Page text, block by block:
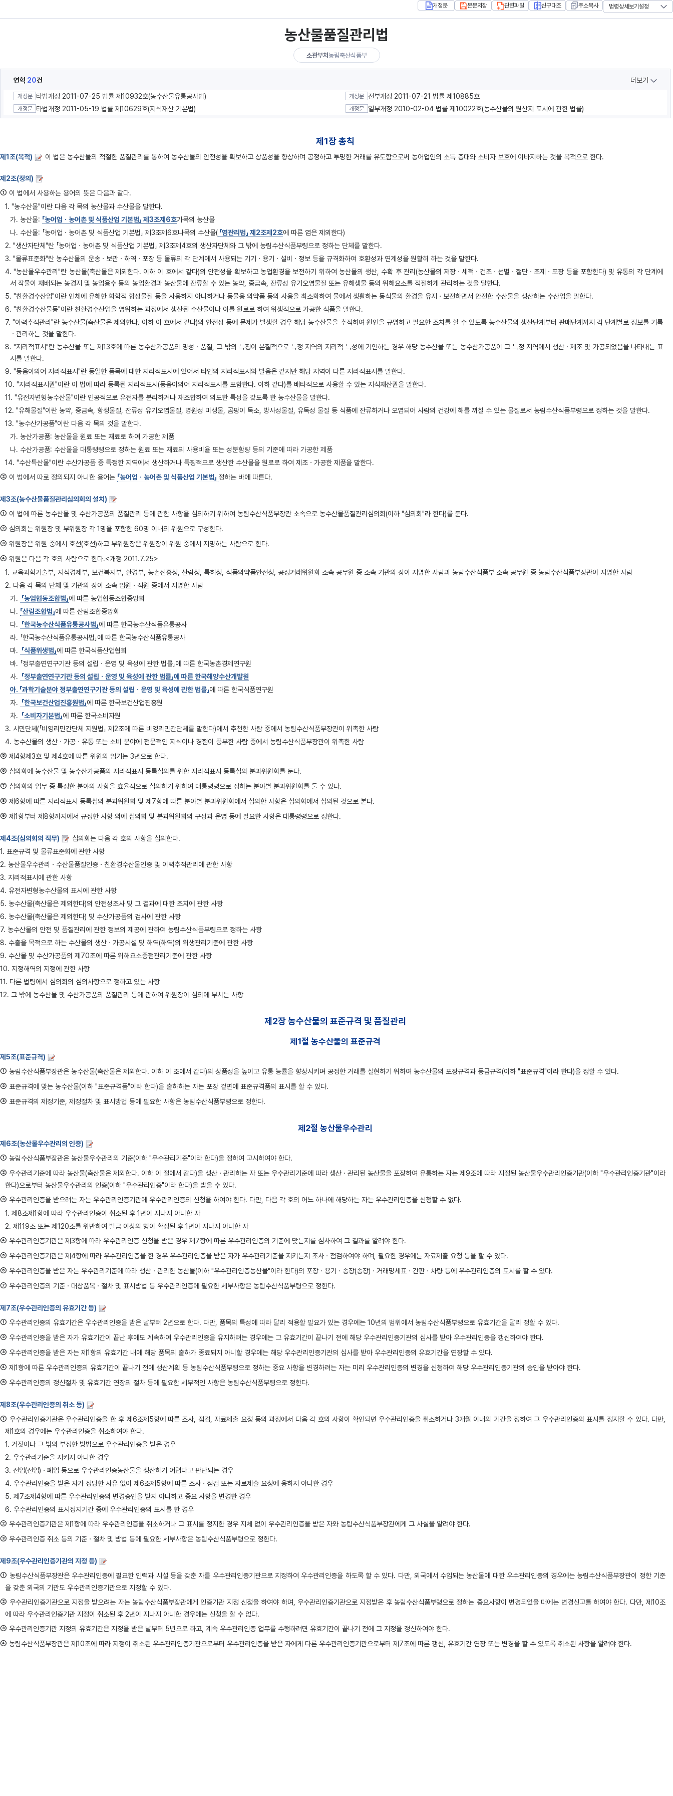
개정문 본문저장 관련파일 신구대조 주소복사 법령상세보기설정
농산물품질관리법
소관부처농림축산식품부
연혁 20건 더보기
개정문 타법개정 2011-07-25 법률 제10932호(농수산물유통공사법) 개정문 전부개정 2011-07-21 법률 제10885호
개정문 타법개정 2011-05-19 법률 제10629호(지식재산 기본법) 개정문 일부개정 2010-02-04 법률 제10022호(농수산물의 원산지 표시에 관한 법률)
제1장 총칙
제1조(목적) 이 법은 농수산물의 적절한 품질관리를 통하여 농수산물의 안전성을 확보하고 상품성을 향상하며 공정하고 투명한 거래를 유도함으로써 농어업인의 소득 증대와 소비자 보호에 이바지하는 것을 목적으로 한다.
제2조(정의)
① 이 법에서 사용하는 용어의 뜻은 다음과 같다.
1. "농수산물"이란 다음 각 목의 농산물과 수산물을 말한다.
가. 농산물: 「농어업ㆍ농어촌 및 식품산업 기본법」 제3조제6호가목의 농산물
나. 수산물: 「농어업ㆍ농어촌 및 식품산업 기본법」 제3조제6호나목의 수산물( 「염관리법」 제2조제2호에 따른 염은 제외한다)
2. "생산자단체"란 「농어업ㆍ농어촌 및 식품산업 기본법」 제3조제4호의 생산자단체와 그 밖에 농림수산식품부령으로 정하는 단체를 말한다.
3. "물류표준화"란 농수산물의 운송ㆍ보관ㆍ하역ㆍ포장 등 물류의 각 단계에서 사용되는 기기ㆍ용기ㆍ설비ㆍ정보 등을 규격화하여 호환성과 연계성을 원활히 하는 것을 말한다.
4. "농산물우수관리"란 농산물(축산물은 제외한다. 이하 이 호에서 같다)의 안전성을 확보하고 농업환경을 보전하기 위하여 농산물의 생산, 수확 후 관리(농산물의 저장ㆍ세척ㆍ건조ㆍ선별ㆍ절단ㆍ조제ㆍ포장 등을 포함한다) 및 유통의 각 단계에
서 작물이 재배되는 농경지 및 농업용수 등의 농업환경과 농산물에 잔류할 수 있는 농약, 중금속, 잔류성 유기오염물질 또는 유해생물 등의 위해요소를 적절하게 관리하는 것을 말한다.
5. "친환경수산업"이란 인체에 유해한 화학적 합성물질 등을 사용하지 아니하거나 동물용 의약품 등의 사용을 최소화하여 물에서 생활하는 동식물의 환경을 유지ㆍ보전하면서 안전한 수산물을 생산하는 수산업을 말한다.
6. "친환경수산물등"이란 친환경수산업을 영위하는 과정에서 생산된 수산물이나 이를 원료로 하여 위생적으로 가공한 식품을 말한다.
7. "이력추적관리"란 농수산물(축산물은 제외한다. 이하 이 호에서 같다)의 안전성 등에 문제가 발생할 경우 해당 농수산물을 추적하여 원인을 규명하고 필요한 조치를 할 수 있도록 농수산물의 생산단계부터 판매단계까지 각 단계별로 정보를 기록
ㆍ관리하는 것을 말한다.
8. "지리적표시"란 농수산물 또는 제13호에 따른 농수산가공품의 명성ㆍ품질, 그 밖의 특징이 본질적으로 특정 지역의 지리적 특성에 기인하는 경우 해당 농수산물 또는 농수산가공품이 그 특정 지역에서 생산ㆍ제조 및 가공되었음을 나타내는 표
시를 말한다.
9. "동음이의어 지리적표시"란 동일한 품목에 대한 지리적표시에 있어서 타인의 지리적표시와 발음은 같지만 해당 지역이 다른 지리적표시를 말한다.
10. "지리적표시권"이란 이 법에 따라 등록된 지리적표시(동음이의어 지리적표시를 포함한다. 이하 같다)를 배타적으로 사용할 수 있는 지식재산권을 말한다.
11. "유전자변형농수산물"이란 인공적으로 유전자를 분리하거나 재조합하여 의도한 특성을 갖도록 한 농수산물을 말한다.
12. "유해물질"이란 농약, 중금속, 항생물질, 잔류성 유기오염물질, 병원성 미생물, 곰팡이 독소, 방사성물질, 유독성 물질 등 식품에 잔류하거나 오염되어 사람의 건강에 해를 끼칠 수 있는 물질로서 농림수산식품부령으로 정하는 것을 말한다.
13. "농수산가공품"이란 다음 각 목의 것을 말한다.
가. 농산가공품: 농산물을 원료 또는 재료로 하여 가공한 제품
나. 수산가공품: 수산물을 대통령령으로 정하는 원료 또는 재료의 사용비율 또는 성분함량 등의 기준에 따라 가공한 제품
14. "수산특산물"이란 수산가공품 중 특정한 지역에서 생산하거나 특징적으로 생산한 수산물을 원료로 하여 제조ㆍ가공한 제품을 말한다.
② 이 법에서 따로 정의되지 아니한 용어는 「농어업ㆍ농어촌 및 식품산업 기본법」 정하는 바에 따른다.
제3조(농수산물품질관리심의회의 설치)
① 이 법에 따른 농수산물 및 수산가공품의 품질관리 등에 관한 사항을 심의하기 위하여 농림수산식품부장관 소속으로 농수산물품질관리심의회(이하 "심의회"라 한다)를 둔다.
② 심의회는 위원장 및 부위원장 각 1명을 포함한 60명 이내의 위원으로 구성한다.
③ 위원장은 위원 중에서 호선(호선)하고 부위원장은 위원장이 위원 중에서 지명하는 사람으로 한다.
④ 위원은 다음 각 호의 사람으로 한다.<개정 2011.7.25>
1. 교육과학기술부, 지식경제부, 보건복지부, 환경부, 농촌진흥청, 산림청, 특허청, 식품의약품안전청, 공정거래위원회 소속 공무원 중 소속 기관의 장이 지명한 사람과 농림수산식품부 소속 공무원 중 농림수산식품부장관이 지명한 사람
2. 다음 각 목의 단체 및 기관의 장이 소속 임원ㆍ직원 중에서 지명한 사람
가. 「농업협동조합법」에 따른 농업협동조합중앙회
나. 「산림조합법」에 따른 산림조합중앙회
다. 「한국농수산식품유통공사법」에 따른 한국농수산식품유통공사
라. 「한국농수산식품유통공사법」에 따른 한국농수산식품유통공사
마. 「식품위생법」에 따른 한국식품산업협회
바. 「정부출연연구기관 등의 설립ㆍ운영 및 육성에 관한 법률」에 따른 한국농촌경제연구원
사. 「정부출연연구기관 등의 설립ㆍ운영 및 육성에 관한 법률」에 따른 한국해양수산개발원
아. 「과학기술분야 정부출연연구기관 등의 설립ㆍ운영 및 육성에 관한 법률」에 따른 한국식품연구원
자. 「한국보건산업진흥원법」에 따른 한국보건산업진흥원
차. 「소비자기본법」에 따른 한국소비자원
3. 시민단체(「비영리민간단체 지원법」 제2조에 따른 비영리민간단체를 말한다)에서 추천한 사람 중에서 농림수산식품부장관이 위촉한 사람
4. 농수산물의 생산ㆍ가공ㆍ유통 또는 소비 분야에 전문적인 지식이나 경험이 풍부한 사람 중에서 농림수산식품부장관이 위촉한 사람
⑤ 제4항제3호 및 제4호에 따른 위원의 임기는 3년으로 한다.
⑥ 심의회에 농수산물 및 농수산가공품의 지리적표시 등록심의를 위한 지리적표시 등록심의 분과위원회를 둔다.
⑦ 심의회의 업무 중 특정한 분야의 사항을 효율적으로 심의하기 위하여 대통령령으로 정하는 분야별 분과위원회를 둘 수 있다.
⑧ 제6항에 따른 지리적표시 등록심의 분과위원회 및 제7항에 따른 분야별 분과위원회에서 심의한 사항은 심의회에서 심의된 것으로 본다.
⑨ 제1항부터 제8항까지에서 규정한 사항 외에 심의회 및 분과위원회의 구성과 운영 등에 필요한 사항은 대통령령으로 정한다.
제4조(심의회의 직무)
심의회는 다음 각 호의 사항을 심의한다.
1. 표준규격 및 물류표준화에 관한 사항
2. 농산물우수관리ㆍ수산물품질인증ㆍ친환경수산물인증 및 이력추적관리에 관한 사항
3. 지리적표시에 관한 사항
4. 유전자변형농수산물의 표시에 관한 사항
5. 농수산물(축산물은 제외한다)의 안전성조사 및 그 결과에 대한 조치에 관한 사항
6. 농수산물(축산물은 제외한다) 및 수산가공품의 검사에 관한 사항
7. 농수산물의 안전 및 품질관리에 관한 정보의 제공에 관하여 농림수산식품부령으로 정하는 사항
8. 수출을 목적으로 하는 수산물의 생산ㆍ가공시설 및 해역(해역)의 위생관리기준에 관한 사항
9. 수산물 및 수산가공품의 제70조에 따른 위해요소중점관리기준에 관한 사항
10. 지정해역의 지정에 관한 사항
11. 다른 법령에서 심의회의 심의사항으로 정하고 있는 사항
12. 그 밖에 농수산물 및 수산가공품의 품질관리 등에 관하여 위원장이 심의에 부치는 사항
제2장 농수산물의 표준규격 및 품질관리
제1절 농수산물의 표준규격
제5조(표준규격)
① 농림수산식품부장관은 농수산물(축산물은 제외한다. 이하 이 조에서 같다)의 상품성을 높이고 유통 능률을 향상시키며 공정한 거래를 실현하기 위하여 농수산물의 포장규격과 등급규격(이하 "표준규격"이라 한다)을 정할 수 있다.
② 표준규격에 맞는 농수산물(이하 "표준규격품"이라 한다)을 출하하는 자는 포장 겉면에 표준규격품의 표시를 할 수 있다.
③ 표준규격의 제정기준, 제정절차 및 표시방법 등에 필요한 사항은 농림수산식품부령으로 정한다.
제2절 농산물우수관리
제6조(농산물우수관리의 인증)
① 농림수산식품부장관은 농산물우수관리의 기준(이하 "우수관리기준"이라 한다)을 정하여 고시하여야 한다.
② 우수관리기준에 따라 농산물(축산물은 제외한다. 이하 이 절에서 같다)을 생산ㆍ관리하는 자 또는 우수관리기준에 따라 생산ㆍ관리된 농산물을 포장하여 유통하는 자는 제9조에 따라 지정된 농산물우수관리인증기관(이하 "우수관리인증기관"이라
한다)으로부터 농산물우수관리의 인증(이하 "우수관리인증"이라 한다)을 받을 수 있다.
③ 우수관리인증을 받으려는 자는 우수관리인증기관에 우수관리인증의 신청을 하여야 한다. 다만, 다음 각 호의 어느 하나에 해당하는 자는 우수관리인증을 신청할 수 없다.
1. 제8조제1항에 따라 우수관리인증이 취소된 후 1년이 지나지 아니한 자
2. 제119조 또는 제120조를 위반하여 벌금 이상의 형이 확정된 후 1년이 지나지 아니한 자
④ 우수관리인증기관은 제3항에 따라 우수관리인증 신청을 받은 경우 제7항에 따른 우수관리인증의 기준에 맞는지를 심사하여 그 결과를 알려야 한다.
⑤ 우수관리인증기관은 제4항에 따라 우수관리인증을 한 경우 우수관리인증을 받은 자가 우수관리기준을 지키는지 조사ㆍ점검하여야 하며, 필요한 경우에는 자료제출 요청 등을 할 수 있다.
⑥ 우수관리인증을 받은 자는 우수관리기준에 따라 생산ㆍ관리한 농산물(이하 "우수관리인증농산물"이라 한다)의 포장ㆍ용기ㆍ송장(송장)ㆍ거래명세표ㆍ간판ㆍ차량 등에 우수관리인증의 표시를 할 수 있다.
⑦ 우수관리인증의 기준ㆍ대상품목ㆍ절차 및 표시방법 등 우수관리인증에 필요한 세부사항은 농림수산식품부령으로 정한다.
제7조(우수관리인증의 유효기간 등)
① 우수관리인증의 유효기간은 우수관리인증을 받은 날부터 2년으로 한다. 다만, 품목의 특성에 따라 달리 적용할 필요가 있는 경우에는 10년의 범위에서 농림수산식품부령으로 유효기간을 달리 정할 수 있다.
② 우수관리인증을 받은 자가 유효기간이 끝난 후에도 계속하여 우수관리인증을 유지하려는 경우에는 그 유효기간이 끝나기 전에 해당 우수관리인증기관의 심사를 받아 우수관리인증을 갱신하여야 한다.
③ 우수관리인증을 받은 자는 제1항의 유효기간 내에 해당 품목의 출하가 종료되지 아니할 경우에는 해당 우수관리인증기관의 심사를 받아 우수관리인증의 유효기간을 연장할 수 있다.
④ 제1항에 따른 우수관리인증의 유효기간이 끝나기 전에 생산계획 등 농림수산식품부령으로 정하는 중요 사항을 변경하려는 자는 미리 우수관리인증의 변경을 신청하여 해당 우수관리인증기관의 승인을 받아야 한다.
⑤ 우수관리인증의 갱신절차 및 유효기간 연장의 절차 등에 필요한 세부적인 사항은 농림수산식품부령으로 정한다.
제8조(우수관리인증의 취소 등)
① 우수관리인증기관은 우수관리인증을 한 후 제6조제5항에 따른 조사, 점검, 자료제출 요청 등의 과정에서 다음 각 호의 사항이 확인되면 우수관리인증을 취소하거나 3개월 이내의 기간을 정하여 그 우수관리인증의 표시를 정지할 수 있다. 다만,
제1호의 경우에는 우수관리인증을 취소하여야 한다.
1. 거짓이나 그 밖의 부정한 방법으로 우수관리인증을 받은 경우
2. 우수관리기준을 지키지 아니한 경우
3. 전업(전업)ㆍ폐업 등으로 우수관리인증농산물을 생산하기 어렵다고 판단되는 경우
4. 우수관리인증을 받은 자가 정당한 사유 없이 제6조제5항에 따른 조사ㆍ점검 또는 자료제출 요청에 응하지 아니한 경우
5. 제7조제4항에 따른 우수관리인증의 변경승인을 받지 아니하고 중요 사항을 변경한 경우
6. 우수관리인증의 표시정지기간 중에 우수관리인증의 표시를 한 경우
② 우수관리인증기관은 제1항에 따라 우수관리인증을 취소하거나 그 표시를 정지한 경우 지체 없이 우수관리인증을 받은 자와 농림수산식품부장관에게 그 사실을 알려야 한다.
③ 우수관리인증 취소 등의 기준ㆍ절차 및 방법 등에 필요한 세부사항은 농림수산식품부령으로 정한다.
제9조(우수관리인증기관의 지정 등)
① 농림수산식품부장관은 우수관리인증에 필요한 인력과 시설 등을 갖춘 자를 우수관리인증기관으로 지정하여 우수관리인증을 하도록 할 수 있다. 다만, 외국에서 수입되는 농산물에 대한 우수관리인증의 경우에는 농림수산식품부장관이 정한 기준
을 갖춘 외국의 기관도 우수관리인증기관으로 지정할 수 있다.
② 우수관리인증기관으로 지정을 받으려는 자는 농림수산식품부장관에게 인증기관 지정 신청을 하여야 하며, 우수관리인증기관으로 지정받은 후 농림수산식품부령으로 정하는 중요사항이 변경되었을 때에는 변경신고를 하여야 한다. 다만, 제10조
에 따라 우수관리인증기관 지정이 취소된 후 2년이 지나지 아니한 경우에는 신청을 할 수 없다.
③ 우수관리인증기관 지정의 유효기간은 지정을 받은 날부터 5년으로 하고, 계속 우수관리인증 업무를 수행하려면 유효기간이 끝나기 전에 그 지정을 갱신하여야 한다.
④ 농림수산식품부장관은 제10조에 따라 지정이 취소된 우수관리인증기관으로부터 우수관리인증을 받은 자에게 다른 우수관리인증기관으로부터 제7조에 따른 갱신, 유효기간 연장 또는 변경을 할 수 있도록 취소된 사항을 알려야 한다.